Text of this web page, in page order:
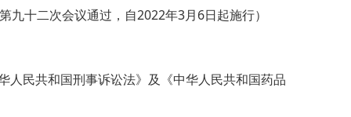
十二次会议通过，自2022年3月6日起施行）
民共和国刑事诉讼法》及《中华人民共和国药品